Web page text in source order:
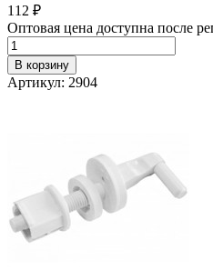
112 ₽
Оптовая цена доступна после
В корзину
Артикул: 2904